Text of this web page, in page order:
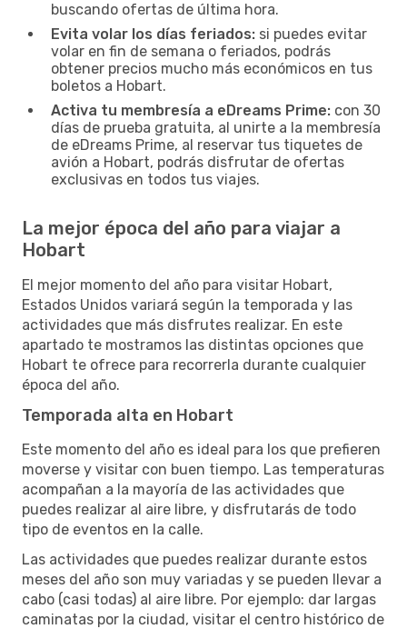
buscando ofertas de última hora.
Evita volar los días feriados: si puedes evitar
volar en fin de semana o feriados, podrás
obtener precios mucho más económicos en tus
boletos a Hobart.
Activa tu membresía a eDreams Prime: con 30
días de prueba gratuita, al unirte a la membresía
de eDreams Prime, al reservar tus tiquetes de
avión a Hobart, podrás disfrutar de ofertas
exclusivas en todos tus viajes.
La mejor época del año para viajar a
Hobart
El mejor momento del año para visitar Hobart,
Estados Unidos variará según la temporada y las
actividades que más disfrutes realizar. En este
apartado te mostramos las distintas opciones que
Hobart te ofrece para recorrerla durante cualquier
época del año.
Temporada alta en Hobart
Este momento del año es ideal para los que prefieren
moverse y visitar con buen tiempo. Las temperaturas
acompañan a la mayoría de las actividades que
puedes realizar al aire libre, y disfrutarás de todo
tipo de eventos en la calle.
Las actividades que puedes realizar durante estos
meses del año son muy variadas y se pueden llevar a
cabo (casi todas) al aire libre. Por ejemplo: dar largas
caminatas por la ciudad, visitar el centro histórico de